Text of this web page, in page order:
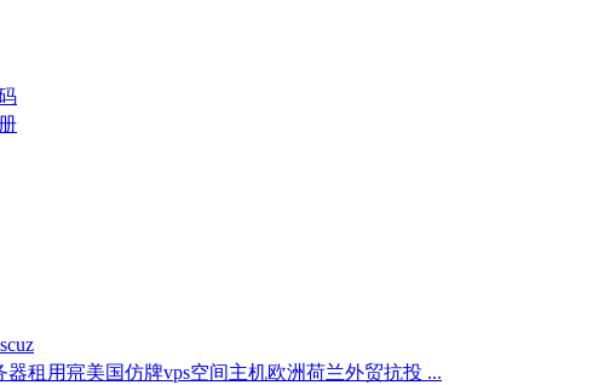
器租用宺美国仿牌vps空间主机欧洲荷兰外贸抗投 ...